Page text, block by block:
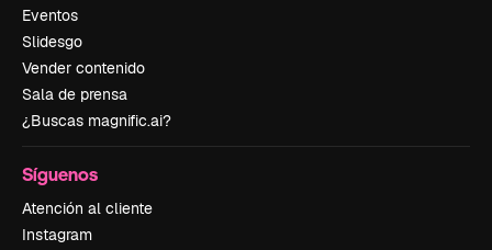
Eventos
Slidesgo
Vender contenido
Sala de prensa
¿Buscas magnific.ai?
Síguenos
Atención al cliente
Instagram